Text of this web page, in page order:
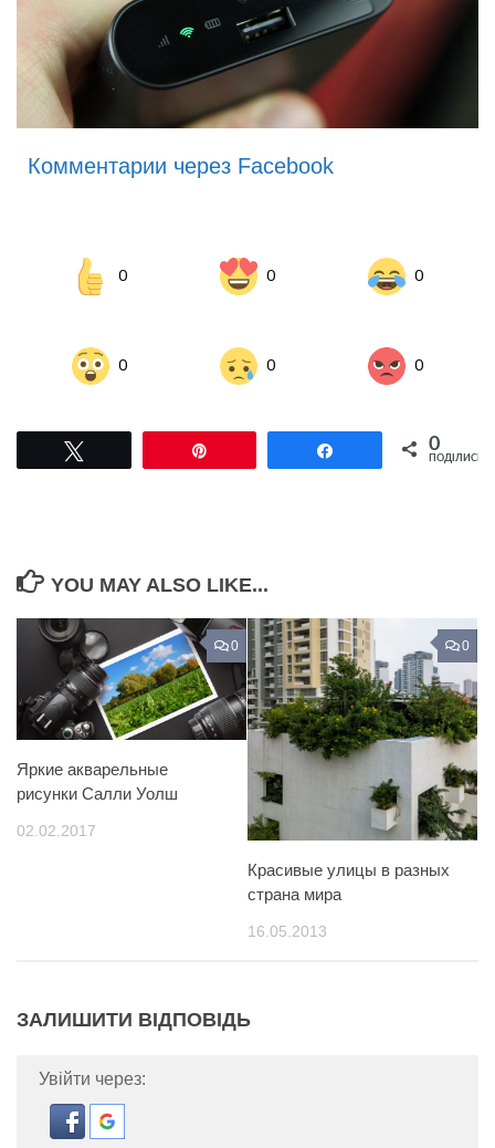
Комментарии через Facebook
0 0 0
0 0 0
Поділитися0
ПОДІЛИСЬ
YOU MAY ALSO LIKE...
0
Яркие акварельные
рисунки Салли Уолш
02.02.2017
0
Красивые улицы в разных
страна мира
16.05.2013
ЗАЛИШИТИ ВІДПОВІДЬ
Увійти через: